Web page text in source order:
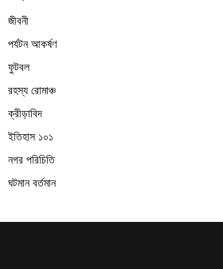
জীবনী
পর্যটন আকর্ষণ
ফুটবল
রহস্য রোমাঞ্চ
ক্রীড়াবিদ
ইতিহাস ১০১
নগর পরিচিতি
ঘটমান বর্তমান